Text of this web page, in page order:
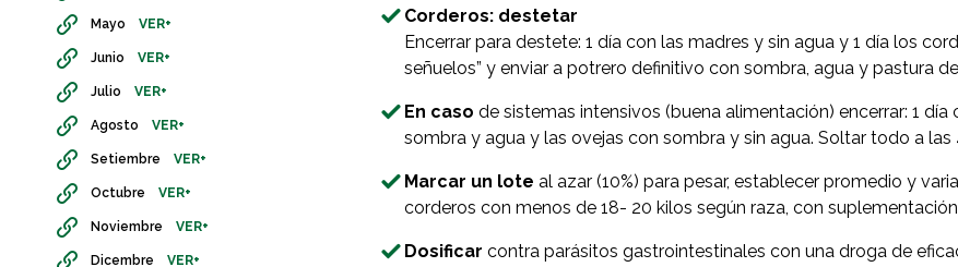
Mayo VER+
Junio VER+
Julio VER+
Agosto VER+
Setiembre VER+
Octubre VER+
Noviembre VER+
Dicembre VER+
Corderos: destetar
Encerrar para destete: 1 día con las madres y sin agua y 1 día los
señuelos” y enviar a potrero definitivo con sombra, agua y pastura
En caso de sistemas intensivos (buena alimentación) encerrar: 1
sombra y agua y las ovejas con sombra y sin agua. Soltar todo a las
Marcar un lote al azar (10%) para pesar, establecer promedio y
corderos con menos de 18- 20 kilos según raza, con
Dosificar contra parásitos gastrointestinales con una droga de